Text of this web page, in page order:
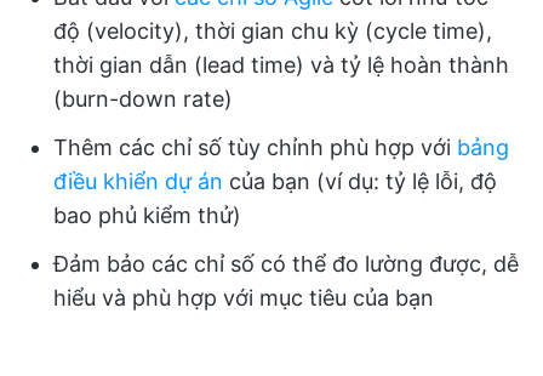
độ (velocity), thời gian chu kỳ (cycle time),
thời gian dẫn (lead time) và tỷ lệ hoàn thành
(burn-down rate)
Thêm các chỉ số tùy chỉnh phù hợp với bảng
điều khiển dự án của bạn (ví dụ: tỷ lệ lỗi, độ
bao phủ kiểm thử)
Đảm bảo các chỉ số có thể đo lường được, dễ
hiểu và phù hợp với mục tiêu của bạn